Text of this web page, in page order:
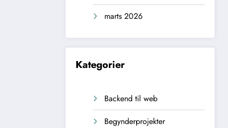
marts 2026
Kategorier
Backend til web
Begynderprojekter